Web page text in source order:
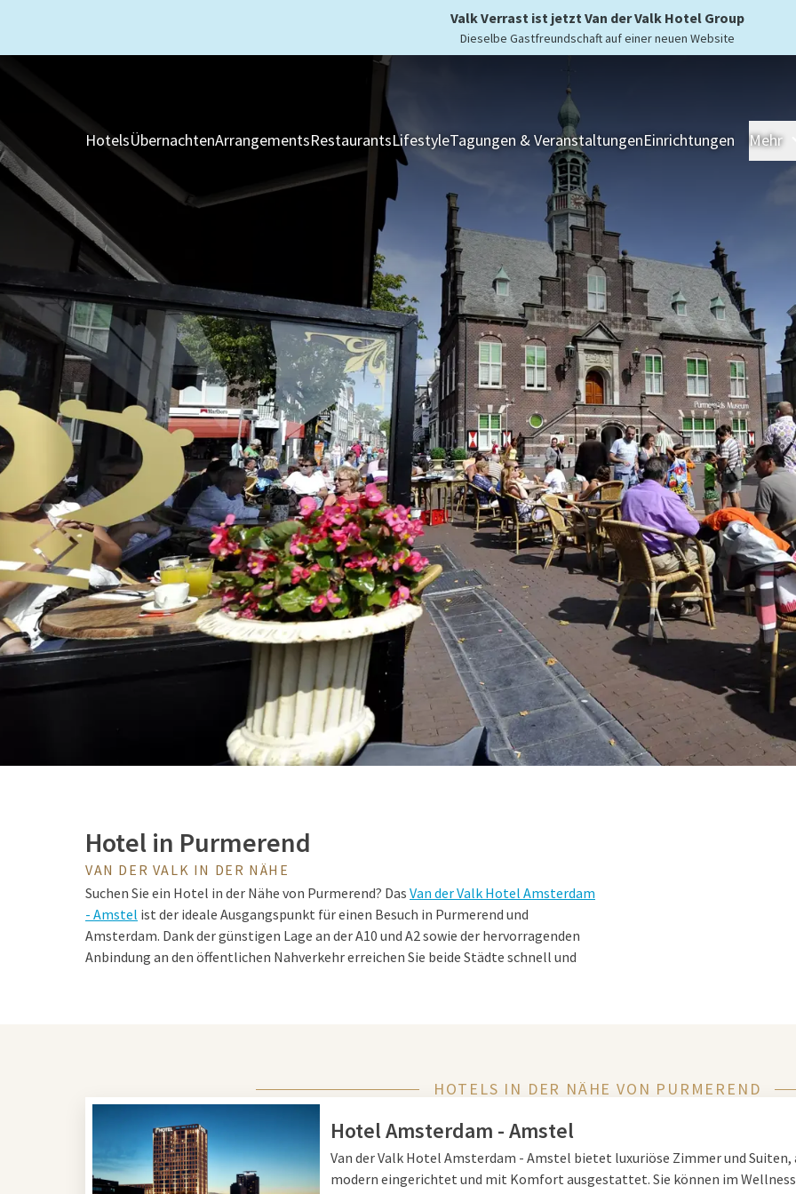
Valk Verrast ist jetzt Van der Valk Hotel Group
Dieselbe Gastfreundschaft auf einer neuen Website
HotelsÜbernachtenArrangementsRestaurantsLifestyleTagungen & VeranstaltungenEinrichtungen Mehr
Hotel in Purmerend
VAN DER VALK IN DER NÄHE
Suchen Sie ein Hotel in der Nähe von Purmerend? Das Van der Valk Hotel Amsterdam
- Amstel ist der ideale Ausgangspunkt für einen Besuch in Purmerend und
Amsterdam. Dank der günstigen Lage an der A10 und A2 sowie der hervorragenden
Anbindung an den öffentlichen Nahverkehr erreichen Sie beide Städte schnell und
Tipps für Purmerend und Amsterdam
Purmerend verbindet Geschichte mit einer gemütlichen Atmosphäre. Entdecken Sie
die historische Altstadt, besuchen Sie den Koemarkt oder erfahren Sie im
Purmerends Museum mehr über die Geschichte der Stadt. Wer die Natur bevorzugt,
kann im Erholungsgebiet Het Twiske oder entlang des Nordholländischen Kanals
HOTELS IN DER NÄHE VON PURMEREND
Hotel Amsterdam - Amstel
Van der Valk Hotel Amsterdam - Amstel bietet luxuriöse Zimmer und Suiten,
modern eingerichtet und mit Komfort ausgestattet. Sie können im